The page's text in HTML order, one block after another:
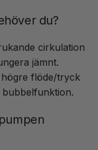
du?
cirkulation
jämnt.
högre flöde/tryck